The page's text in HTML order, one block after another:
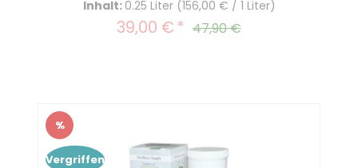
Inhalt: 0.25 Liter (156,00 € / 1 Liter)
Verkaufspreis:
39,00 € Regulärer Preis:
47,90 €
Rabatt
%
Vergriffen